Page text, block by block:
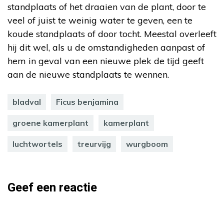
standplaats of het draaien van de plant, door te
veel of juist te weinig water te geven, een te
koude standplaats of door tocht. Meestal overleeft
hij dit wel, als u de omstandigheden aanpast of
hem in geval van een nieuwe plek de tijd geeft
aan de nieuwe standplaats te wennen.
bladval Ficus benjamina
groene kamerplant kamerplant
luchtwortels treurvijg wurgboom
Geef een reactie